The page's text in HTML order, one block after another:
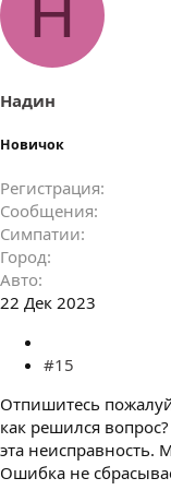
Н
Надин
Новичок
Регистрация
Сообщения
Симпатии
Город
Авто
22 Дек 2023
#15
Отпишитесь
как решился
эта
Ошибка не